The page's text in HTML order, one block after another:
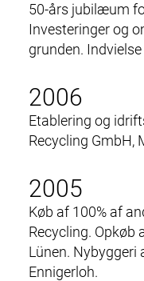
50-års jubilæum
Investeringer og
grunden.
2006
Etablering og
Recycling GmbH,
2005
Køb af 100% af
Recycling. Opkøb
Lünen. Nybyggeri
Ennigerloh.